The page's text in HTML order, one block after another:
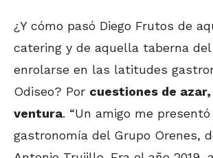
¿Y cómo pasó Diego Frutos de
catering y de aquella taberna
enrolarse en las latitudes
Odiseo? Por cuestiones de
ventura. “Un amigo me
gastronomía del Grupo Orenes,